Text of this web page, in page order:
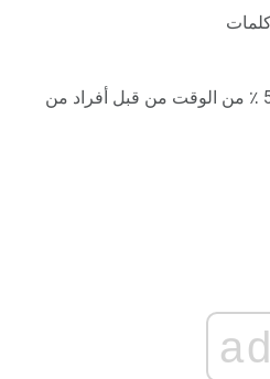
أن يكون مفهوما على الأقل 50 ٪ من الوقت من قبل أفراد من
ad